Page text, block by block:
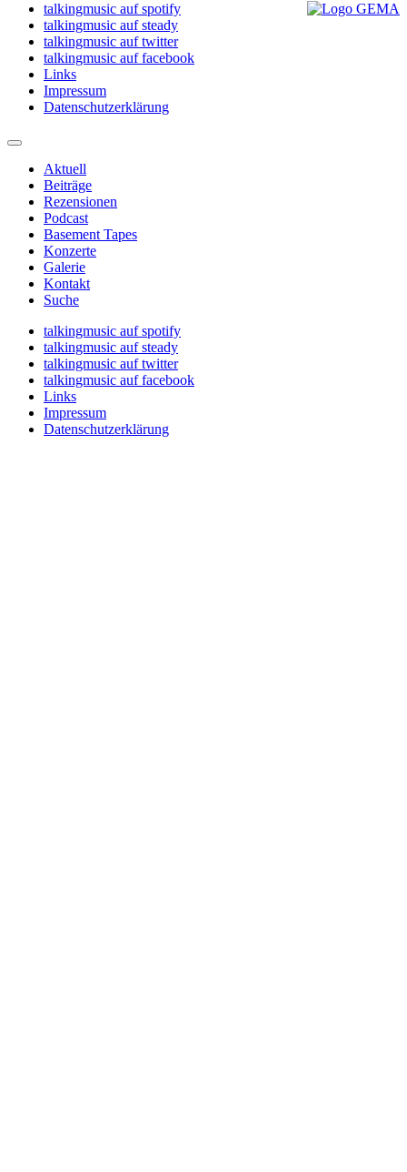
talkingmusic auf spotify
talkingmusic auf steady
talkingmusic auf twitter
talkingmusic auf facebook
Links
Impressum
Datenschutzerklärung
Aktuell
Beiträge
Rezensionen
Podcast
Basement Tapes
Konzerte
Galerie
Kontakt
Suche
talkingmusic auf spotify
talkingmusic auf steady
talkingmusic auf twitter
talkingmusic auf facebook
Links
Impressum
Datenschutzerklärung